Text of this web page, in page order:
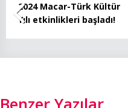
2024 Macar-Türk Kültür
Yılı etkinlikleri başladı!